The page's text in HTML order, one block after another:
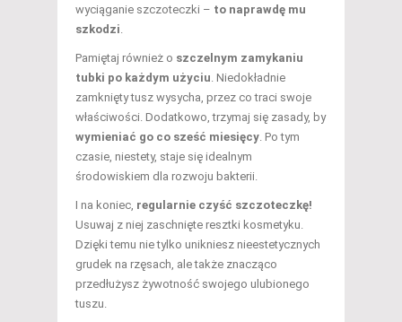
wyciąganie szczoteczki – to naprawdę mu
szkodzi
Pamiętaj również o szczelnym zamykaniu
tubki po każdym użyciu . Niedokładnie
zamknięty tusz wysycha, przez co traci swoje
właściwości. Dodatkowo, trzymaj się zasady, by
wymieniać go co sześć miesięcy . Po tym
czasie, niestety, staje się idealnym
środowiskiem dla rozwoju bakterii.
I na koniec, regularnie czyść szczoteczkę!
Usuwaj z niej zaschnięte resztki kosmetyku.
Dzięki temu nie tylko unikniesz nieestetycznych
grudek na rzęsach, ale także znacząco
przedłużysz żywotność swojego ulubionego
tuszu.